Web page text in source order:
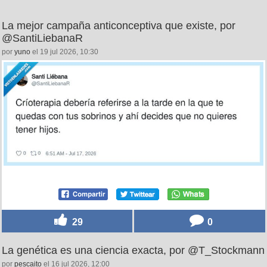
La mejor campaña anticonceptiva que existe, por
@SantiLiebanaR
por yuno el 19 jul 2026, 10:30
29 0
La genética es una ciencia exacta, por @T_Stockmann
por pescaito el 16 jul 2026, 12:00